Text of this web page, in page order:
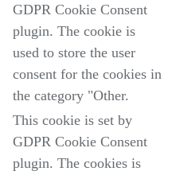
GDPR Cookie Consent
plugin. The cookie is
used to store the user
consent for the cookies in
the category "Other.
This cookie is set by
GDPR Cookie Consent
plugin. The cookies is